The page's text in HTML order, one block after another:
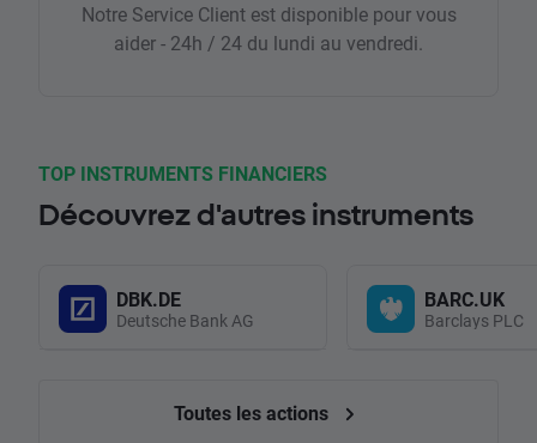
Notre Service Client est disponible pour vous
aider - 24h / 24 du lundi au vendredi.
TOP INSTRUMENTS FINANCIERS
Découvrez d'autres instruments
DBK.DE
Deutsche Bank AG
BARC.UK
Barclays PLC
Toutes les actions